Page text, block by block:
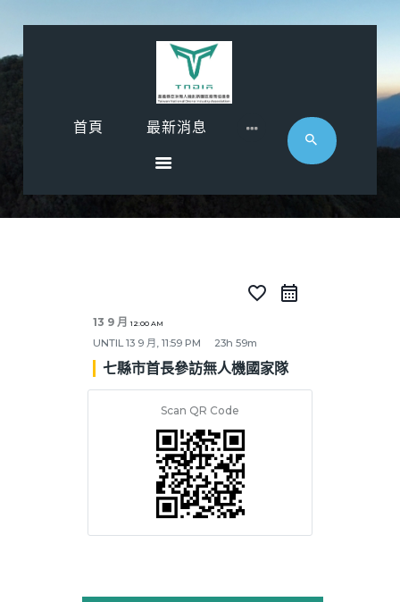
首頁 最新消息
首頁
影音專區
近期活動
協會廠商
favorite_border
13 9 月12:00 AM
UNTIL13 9 月, 11:59 PM 23h 59m
七縣市首長參訪無人機國家隊
Scan QR Code